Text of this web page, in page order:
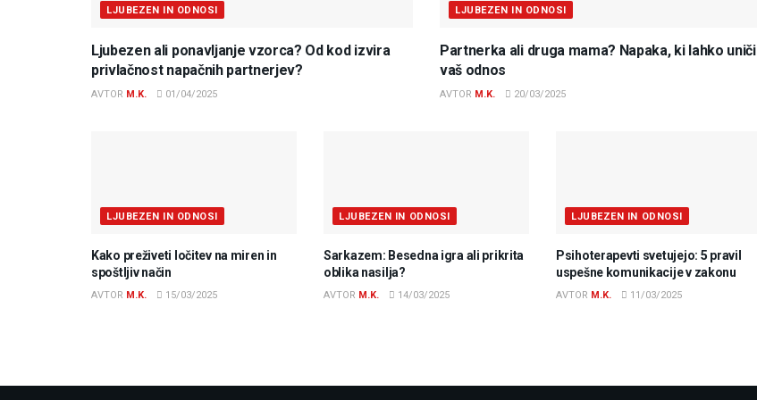
LJUBEZEN IN ODNOSI
Ljubezen ali ponavljanje vzorca? Od kod izvira
privlačnost napačnih partnerjev?
AVTOR M.K. 01/04/2025
LJUBEZEN IN ODNOSI
Partnerka ali druga mama? Napaka, ki lahko uniči
vaš odnos
AVTOR M.K. 20/03/2025
LJUBEZEN IN ODNOSI
Kako preživeti ločitev na miren in
spoštljiv način
AVTOR M.K. 15/03/2025
LJUBEZEN IN ODNOSI
Sarkazem: Besedna igra ali prikrita
oblika nasilja?
AVTOR M.K. 14/03/2025
LJUBEZEN IN ODNOSI
Psihoterapevti svetujejo: 5 pravil
uspešne komunikacije v zakonu
AVTOR M.K. 11/03/2025